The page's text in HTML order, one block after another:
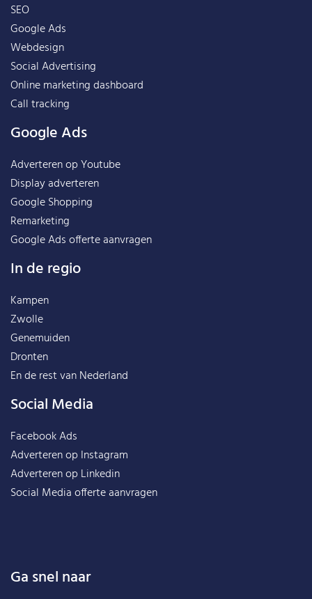
SEO
Google Ads
Webdesign
Social Advertising
Online marketing dashboard
Call tracking
Google Ads
Adverteren op Youtube
Display adverteren
Google Shopping
Remarketing
Google Ads offerte aanvragen
In de regio
Kampen
Zwolle
Genemuiden
Dronten
En de rest vanNederland
Social Media
Facebook Ads
Adverteren op Instagram
Adverteren op Linkedin
Social Media offerte aanvragen
Ga snel naar